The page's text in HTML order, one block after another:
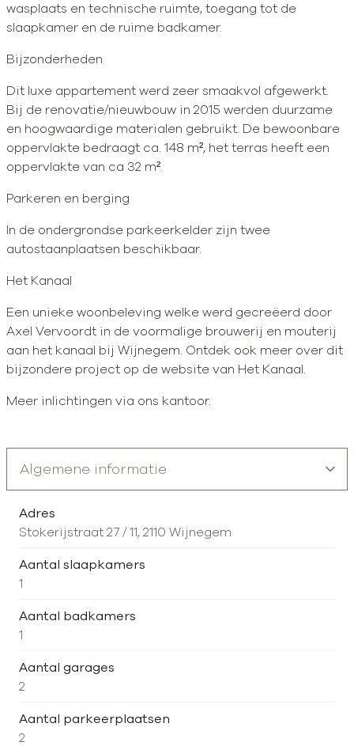
wasplaats en technische ruimte, toegang tot de
slaapkamer en de ruime badkamer.
Bijzonderheden
Dit luxe appartement werd zeer smaakvol afgewerkt.
Bij de renovatie/nieuwbouw in 2015 werden duurzame
en hoogwaardige materialen gebruikt. De bewoonbare
oppervlakte bedraagt ca. 148 m², het terras heeft een
oppervlakte van ca 32 m².
Parkeren en berging
In de ondergrondse parkeerkelder zijn twee
autostaanplaatsen beschikbaar.
Het Kanaal
Een unieke woonbeleving welke werd gecreëerd door
Axel Vervoordt in de voormalige brouwerij en mouterij
aan het kanaal bij Wijnegem. Ontdek ook meer over dit
bijzondere project op de website van Het Kanaal.
Meer inlichtingen via ons kantoor.
Adres
Stokerijstraat 27 / 11, 2110 Wijnegem
Aantal slaapkamers
1
Aantal badkamers
1
Aantal garages
2
Aantal parkeerplaatsen
2